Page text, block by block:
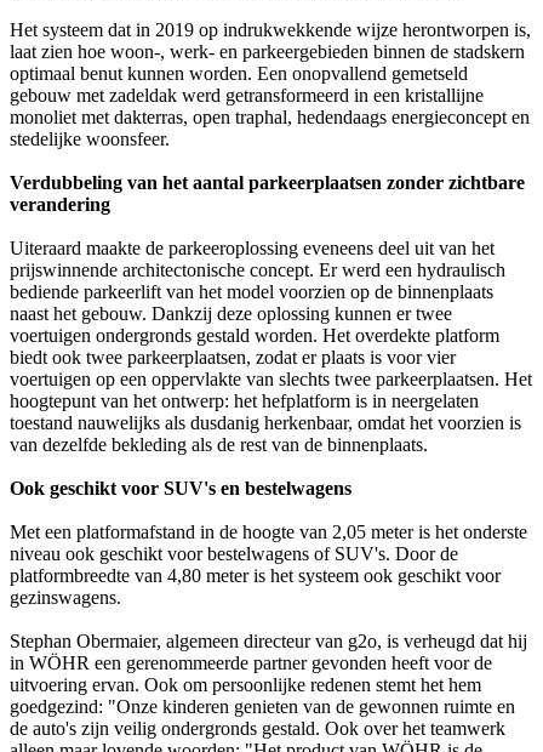
Het systeem dat in 2019 op indrukwekkende wijze herontworpen is,
laat zien hoe woon-, werk- en parkeergebieden binnen de stadskern
optimaal benut kunnen worden. Een onopvallend gemetseld
gebouw met zadeldak werd getransformeerd in een kristallijne
monoliet met dakterras, open traphal, hedendaags energieconcept en
stedelijke woonsfeer.
Verdubbeling van het aantal parkeerplaatsen zonder zichtbare
verandering
Uiteraard maakte de parkeeroplossing eveneens deel uit van het
prijswinnende architectonische concept. Er werd een hydraulisch
bediende parkeerlift van het model voorzien op de binnenplaats
naast het gebouw. Dankzij deze oplossing kunnen er twee
voertuigen ondergronds gestald worden. Het overdekte platform
biedt ook twee parkeerplaatsen, zodat er plaats is voor vier
voertuigen op een oppervlakte van slechts twee parkeerplaatsen. Het
hoogtepunt van het ontwerp: het hefplatform is in neergelaten
toestand nauwelijks als dusdanig herkenbaar, omdat het voorzien is
van dezelfde bekleding als de rest van de binnenplaats.
Ook geschikt voor SUV's en bestelwagens
Met een platformafstand in de hoogte van 2,05 meter is het onderste
niveau ook geschikt voor bestelwagens of SUV's. Door de
platformbreedte van 4,80 meter is het systeem ook geschikt voor
gezinswagens.
Stephan Obermaier, algemeen directeur van g2o, is verheugd dat hij
in WÖHR een gerenommeerde partner gevonden heeft voor de
uitvoering ervan. Ook om persoonlijke redenen stemt het hem
goedgezind: "Onze kinderen genieten van de gewonnen ruimte en
de auto's zijn veilig ondergronds gestald. Ook over het teamwerk